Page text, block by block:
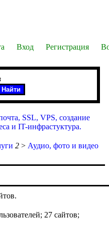
Вход Регистрация
SSL, VPS, создание
и IT-инфрастуктура.
2 > Аудио, фото и видео
27 сайтов;